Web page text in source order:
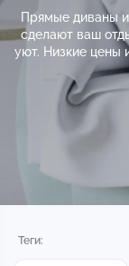
Прямые диваны
сделают ваш
уют. Низкие цены
Теги: